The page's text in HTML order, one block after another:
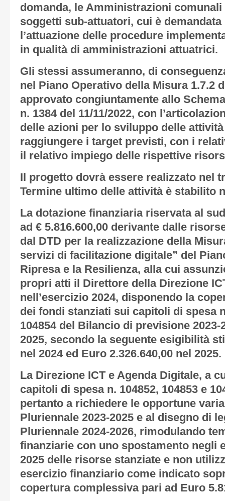
domanda, le Amministrazioni
soggetti sub-attuatori, cui è
l’attuazione delle procedure
in qualità di amministrazioni attuatrici.
Gli stessi assumeranno, di
nel Piano Operativo della Misura 1.7.2
approvato congiuntamente allo
n. 1384 del 11/11/2022, con
delle azioni per lo sviluppo delle
raggiungere i target previsti, con i
il relativo impiego delle rispettive
Il progetto dovrà essere realizzato nel
Termine ultimo delle attività è stabilito
La dotazione finanziaria riservata al
ad € 5.816.600,00 derivante dalle
dal DTD per la realizzazione della
servizi di facilitazione digitale” del
Ripresa e la Resilienza, alla cui
propri atti il Direttore della Direzione
nell’esercizio 2024, disponendo la
dei fondi stanziati sui capitoli di spesa
104854 del Bilancio di previsione 2023-
2025, secondo la seguente esigibilità
nel 2024 ed Euro 2.326.640,00 nel 2025.
La Direzione ICT e Agenda Digitale, a
capitoli di spesa n. 104852, 104853 e
pertanto a richiedere le opportune
Pluriennale 2023-2025 e al disegno di
Pluriennale 2024-2026, rimodulando
finanziarie con uno spostamento negli
2025 delle risorse stanziate e non
esercizio finanziario come indicato
copertura complessiva pari ad Euro